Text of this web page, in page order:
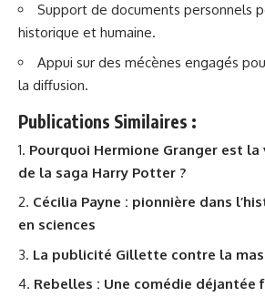
Support de documents personnels
historique et humaine.
Appui sur des mécènes engagés
la diffusion.
Publications Similaires :
Pourquoi Hermione Granger est
de la saga Harry Potter ?
Cécilia Payne : pionnière dans
en sciences
La publicité Gillette contre la
Rebelles : Une comédie déjantée